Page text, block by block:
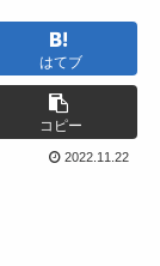
はてブ
コピー
2022.11.22